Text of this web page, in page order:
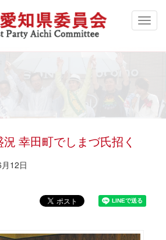
幸田町でしまづ氏招く
12日